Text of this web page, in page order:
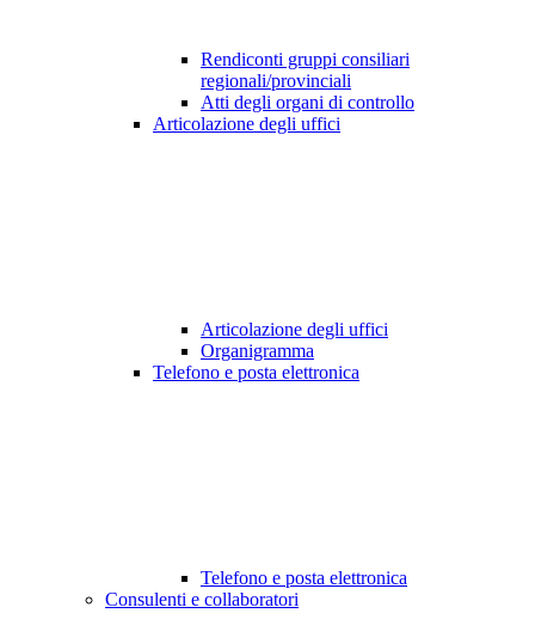
Rendiconti gruppi consiliari
regionali/provinciali
Atti degli organi di controllo
Articolazione degli uffici
Articolazione degli uffici
Organigramma
Telefono e posta elettronica
Telefono e posta elettronica
Consulenti e collaboratori